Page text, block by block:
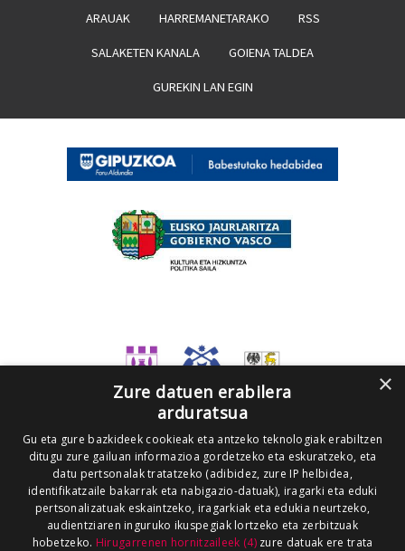
ARAUAK HARREMANETARAKO RSS
SALAKETEN KANALA GOIENA TALDEA
GUREKIN LAN EGIN
×
Zure datuen erabilera
arduratsua
Gu eta gure bazkideek cookieak eta antzeko teknologiak erabiltzen
ditugu zure gailuan informazioa gordetzeko eta eskuratzeko, eta
datu pertsonalak tratatzeko (adibidez, zure IP helbidea,
identifikatzaile bakarrak eta nabigazio-datuak), iragarki eta eduki
pertsonalizatuak eskaintzeko, iragarkiak eta edukia neurtzeko,
audientziaren inguruko ikuspegiak lortzeko eta zerbitzuak
hobetzeko. Hirugarrenen hornitzaileek (4)zure datuak ere trata